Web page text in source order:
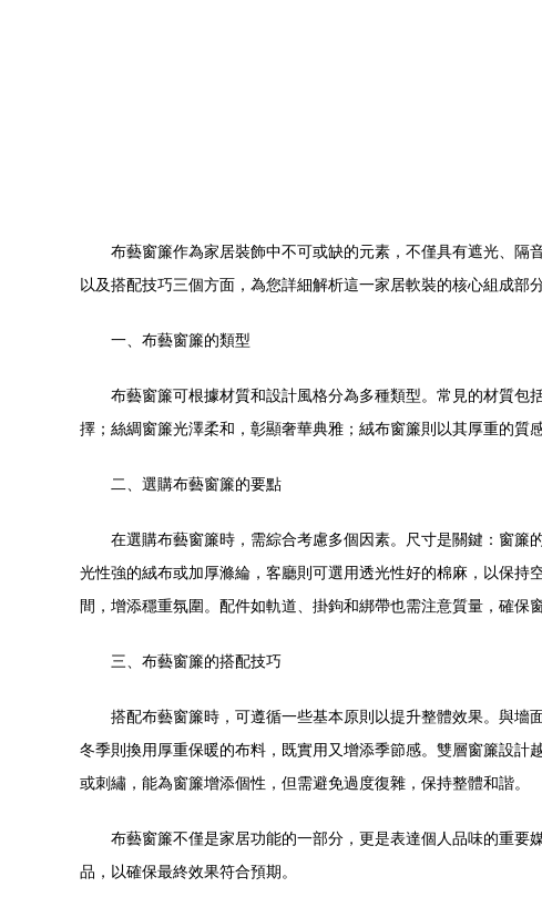
布藝窗簾作為家居裝飾中不可或缺的元素，不僅具有遮光、
以及搭配技巧三個方面，為您詳細解析這一家居軟裝的核心組成部分
一、布藝窗簾的類型
布藝窗簾可根據材質和設計風格分為多種類型。常見的材質
擇；絲綢窗簾光澤柔和，彰顯奢華典雅；絨布窗簾則以其厚重的質
二、選購布藝窗簾的要點
在選購布藝窗簾時，需綜合考慮多個因素。尺寸是關鍵：窗
光性強的絨布或加厚滌綸，客廳則可選用透光性好的棉麻，以保
間，增添穩重氛圍。配件如軌道、掛鉤和綁帶也需注意質量，確保
三、布藝窗簾的搭配技巧
搭配布藝窗簾時，可遵循一些基本原則以提升整體效果。與墻
冬季則換用厚重保暖的布料，既實用又增添季節感。雙層窗簾設
或刺繡，能為窗簾增添個性，但需避免過度復雜，保持整體和諧。
布藝窗簾不僅是家居功能的一部分，更是表達個人品味的重
品，以確保最終效果符合預期。